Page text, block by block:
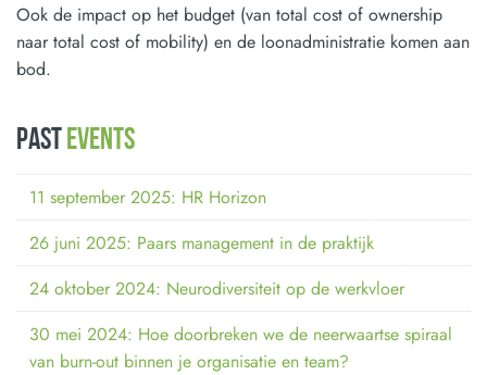
Ook de impact op het budget (van total cost of ownership
naar total cost of mobility) en de loonadministratie komen aan
bod.
PAST EVENTS
11 september 2025: HR Horizon
26 juni 2025: Paars management in de praktijk
24 oktober 2024: Neurodiversiteit op de werkvloer
30 mei 2024: Hoe doorbreken we de neerwaartse spiraal
van burn-out binnen je organisatie en team?